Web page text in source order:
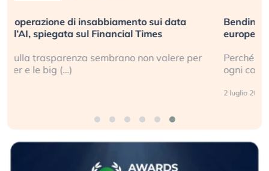
Bending Spoons non basta. Perché la tecnologia
europea non riesce a scalare?
Perché gli americani e i cinesi ci stanno superando in
ogni campo (…)